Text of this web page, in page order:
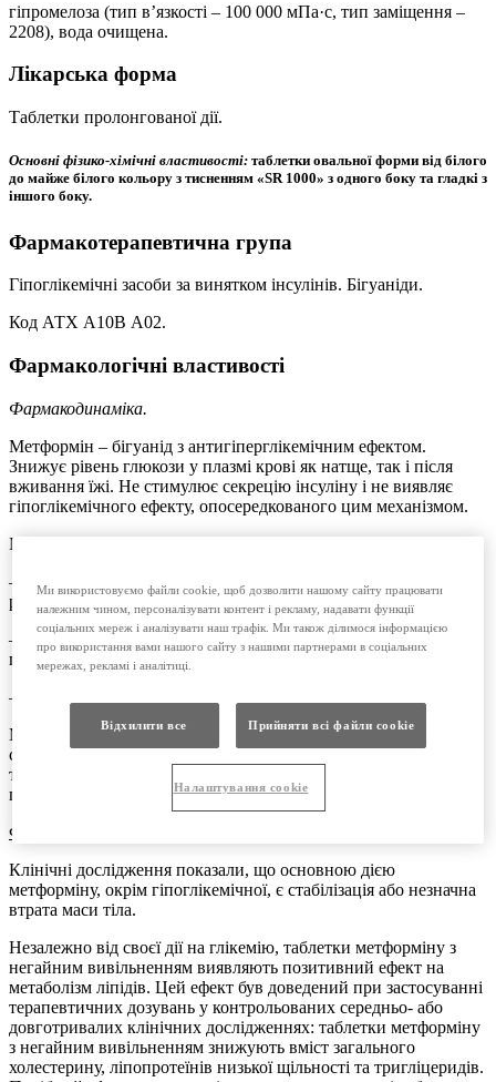
гіпромелоза (тип в’язкості – 100 000 мПа·с, тип заміщення –
2208), вода очищена.
Лікарська форма
Таблетки пролонгованої дії.
Основні фізико-хімічні властивості: таблетки овальної форми від білого
до майже білого кольору з тисненням «SR 1000» з одного боку та гладкі з
іншого боку.
Фармакотерапевтична група
Гіпоглікемічні засоби за винятком інсулінів. Бігуаніди.
Код АТX А10В А02.
Фармакологічні властивості
Фармакодинаміка.
Метформін – бігуанід з антигіперглікемічним ефектом.
Знижує рівень глюкози у плазмі крові як натще, так і після
вживання їжі. Не стимулює секрецію інсуліну і не виявляє
гіпоглікемічного ефекту, опосередкованого цим механізмом.
Метформін діє трьома шляхами:
– призводить до зниження продукування глюкози у печінці за
рахунок інгібування глюконеогенезу та глікогенолізу;
– покращує чутливість до інсуліну у м’язах, що призводить до
поліпшення периферичного захоплення та утилізації глюкози;
– затримує всмоктування глюкози у кишечнику.
Метформіну гідрохлорид стимулює внутрішньоклітинний
синтез глікогену, впливаючи на глікогенсинтетазу. Збільшує
транспортну здатність усіх відомих типів мембранних
переносників глюкози (GLUT).
Фармакодинамічні ефекти
Клінічні дослідження показали, що основною дією
метформіну, окрім гіпоглікемічної, є стабілізація або незначна
втрата маси тіла.
Незалежно від своєї дії на глікемію, таблетки метформіну з
негайним вивільненням виявляють позитивний ефект на
метаболізм ліпідів. Цей ефект був доведений при застосуванні
терапевтичних дозувань у контрольованих середньо- або
довготривалих клінічних дослідженнях: таблетки метформіну
з негайним вивільненням знижують вміст загального
холестерину, ліпопротеїнів низької щільності та тригліцеридів.
Ми використовуємо файли cookie, щоб дозволити нашому сайту працювати
належним чином, персоналізувати контент і рекламу, надавати функції
соціальних мереж і аналізувати наш трафік. Ми також ділимося інформацією
про використання вами нашого сайту з нашими партнерами в соціальних
мережах, рекламі і аналітиці.
Відхилити все Прийняти всі файли сookie
Налаштування cookie